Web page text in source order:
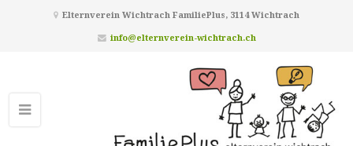
Elternverein Wichtrach FamiliePlus, 3114 Wichtrach
info@elternverein-wichtrach.ch